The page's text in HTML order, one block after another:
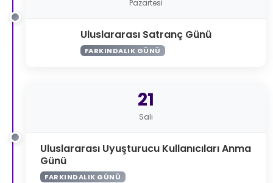
Pazartesi
Uluslararası Satranç Günü
FARKINDALIK GÜNÜ
21
Salı
Uluslararası Uyuşturucu Kullanıcıları Anma
Günü
FARKINDALIK GÜNÜ